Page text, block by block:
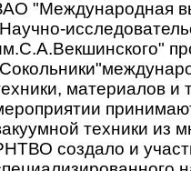
"Международная
материалов и
техники из
создало и